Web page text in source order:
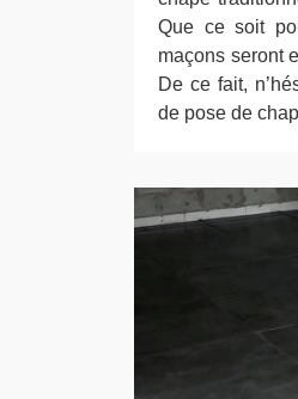
Que ce soit
maçons seront
De ce fait,
de pose de